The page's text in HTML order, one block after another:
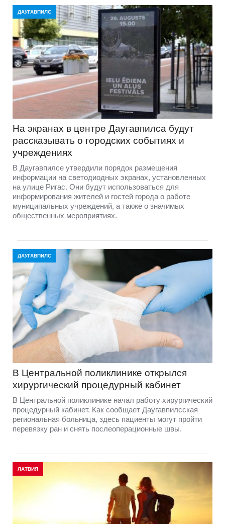
ДАУГАВПИЛС
На экранах в центре Даугавпилса будут
рассказывать о городских событиях и
учреждениях
В Даугавпилсе утвердили порядок размещения
информации на светодиодных экранах, установленных
на улице Ригас. Они будут использоваться для
информирования жителей и гостей города о работе
муниципальных учреждений, а также о значимых
общественных мероприятиях.
ДАУГАВПИЛС
В Центральной поликлинике открылся
хирургический процедурный кабинет
В Центральной поликлинике начал работу хирургический
процедурный кабинет. Как сообщает Даугавпилсская
региональная больница, здесь пациенты могут пройти
перевязку ран и снять послеоперационные швы.
ЛАТВИЯ